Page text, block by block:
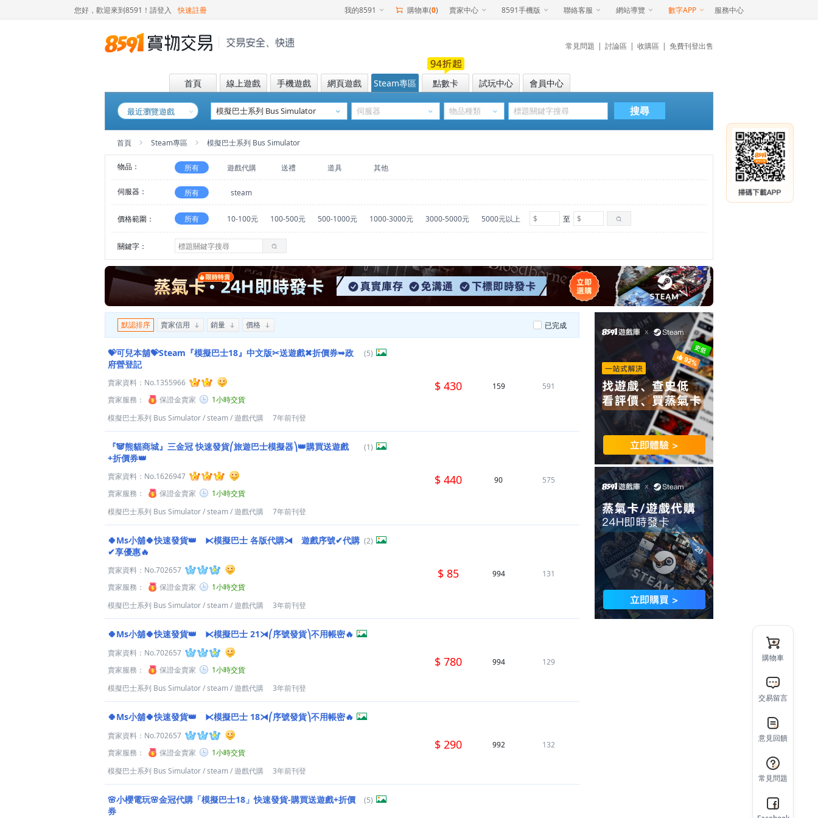
您好，歡迎來到8591！ 請登入 快速註冊 我的8591 購物車(0) 賣家中心 8591手機版 聯絡客服 網站導覽 數字APP 服務中心
常見問題 | 討論區 | 收購區 | 免費刊登出售
首頁 線上遊戲 手機遊戲 網頁遊戲 Steam專區 點數卡 試玩中心 會員中心
最近瀏覽遊戲 搜尋
首頁 Steam專區 模擬巴士系列 Bus Simulator
物品： 所有 遊戲代購 送禮 道具 其他
伺服器： 所有 steam
價格範圍： 所有 10-100元 100-500元 500-1000元 1000-3000元 3000-5000元 5000元以上 至
關鍵字：
默認排序 賣家信用 銷量 價格 已完成
💝可兒本舖💝Steam『模擬巴士18』中文版✂送遊戲✖折價券➥政
府營登記
(5)
賣家資料： No.1355966
賣家服務：
保證金賣家
1小時交貨
模擬巴士系列 Bus Simulator/steam/遊戲代購 7年前刊登
$ 430 159 591
『🐼熊貓商城』三金冠 快速發貨⎛旅遊巴士模擬器⎞👑購買送遊戲
+折價券👑
(1)
賣家資料： No.1626947
賣家服務：
保證金賣家
1小時交貨
模擬巴士系列 Bus Simulator/steam/遊戲代購 7年前刊登
$ 440 90 575
🍀Ms小舖🍀快速發貨👑 ⧔模擬巴士 各版代購⧕ 遊戲序號✔代購
✔享優惠🔥
(2)
賣家資料： No.702657
賣家服務：
保證金賣家
1小時交貨
模擬巴士系列 Bus Simulator/steam/遊戲代購 3年前刊登
$ 85 994 131
🍀Ms小舖🍀快速發貨👑 ⧔模擬巴士 21⧕⎛序號發貨⎞不用帳密🔥
賣家資料： No.702657
賣家服務：
保證金賣家
1小時交貨
模擬巴士系列 Bus Simulator/steam/遊戲代購 3年前刊登
$ 780 994 129
🍀Ms小舖🍀快速發貨👑 ⧔模擬巴士 18⧕⎛序號發貨⎞不用帳密🔥
賣家資料： No.702657
賣家服務：
保證金賣家
1小時交貨
模擬巴士系列 Bus Simulator/steam/遊戲代購 3年前刊登
$ 290 992 132
🌸小櫻電玩🌸金冠代購「模擬巴士18」快速發貨-購買送遊戲+折價
券
(5)
購物車
交易留言
意見回饋
常見問題